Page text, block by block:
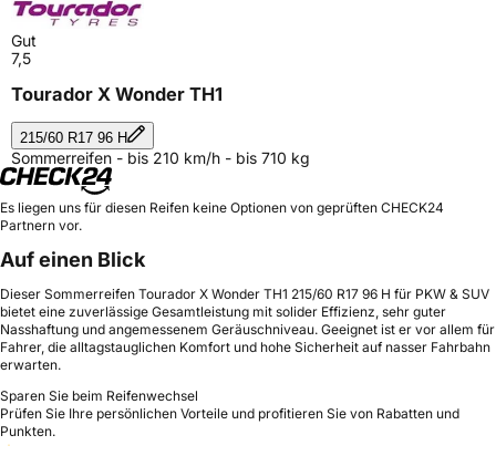
Gut
7,5
Tourador X Wonder TH1
215/60 R17 96 H
Sommerreifen - bis 210 km/h - bis 710 kg
Es liegen uns für diesen Reifen keine Optionen von geprüften CHECK24
Partnern vor.
Auf einen Blick
Dieser Sommerreifen Tourador X Wonder TH1 215/60 R17 96 H für PKW & SUV
bietet eine zuverlässige Gesamtleistung mit solider Effizienz, sehr guter
Nasshaftung und angemessenem Geräuschniveau. Geeignet ist er vor allem für
Fahrer, die alltagstauglichen Komfort und hohe Sicherheit auf nasser Fahrbahn
erwarten.
Sparen Sie beim Reifenwechsel
Prüfen Sie Ihre persönlichen Vorteile und profitieren Sie von Rabatten und
Punkten.